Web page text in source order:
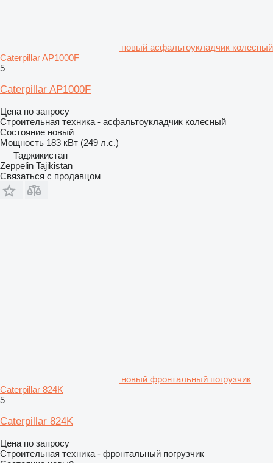
новый асфальтоукладчик колесный
Caterpillar AP1000F
5
Caterpillar AP1000F
Цена по запросу
Строительная техника - асфальтоукладчик колесный
Состояние новый
Мощность 183 кВт (249 л.с.)
Таджикистан
Zeppelin Tajikistan
Связаться с продавцом
новый фронтальный погрузчик
Caterpillar 824K
5
Caterpillar 824K
Цена по запросу
Строительная техника - фронтальный погрузчик